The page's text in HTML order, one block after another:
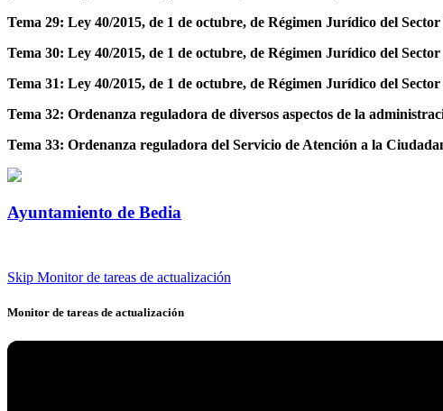
Tema 29: Ley 40/2015, de 1 de octubre, de Régimen Jurídico del
Tema 30: Ley 40/2015, de 1 de octubre, de Régimen Jurídico del
Tema 31: Ley 40/2015, de 1 de octubre, de Régimen Jurídico del
Tema 32: Ordenanza reguladora de diversos aspectos de la
Tema 33: Ordenanza reguladora del Servicio de Atención a la
Ayuntamiento de Bedia
Skip Monitor de tareas de actualización
Monitor de tareas de actualización